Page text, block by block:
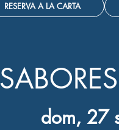
RESERVA A LA CARTA
dom, 27